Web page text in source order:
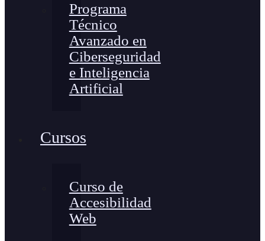
Programa
Técnico
Avanzado en
Ciberseguridad
e Inteligencia
Artificial
Cursos
Curso de
Accesibilidad
Web